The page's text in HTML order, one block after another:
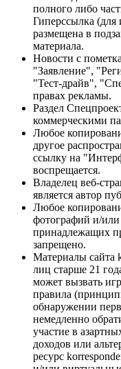
полного либо
Гиперссылка (для
размещена в
материала.
Новости с
"Заявление",
"Тест-драйв",
правах рекламы.
Раздел
коммерческими
Любое
другое
ссылку на
воспрещается.
Владелец веб-
является автор
Любое
фотографий и/или
принадлежащих
запрещено.
Материалы сайта
лиц старше 21
может вызвать
правила
обнаружении
немедленно
участие в
доходов или
ресурс